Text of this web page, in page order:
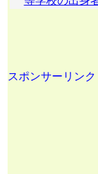
スポンサーリンク